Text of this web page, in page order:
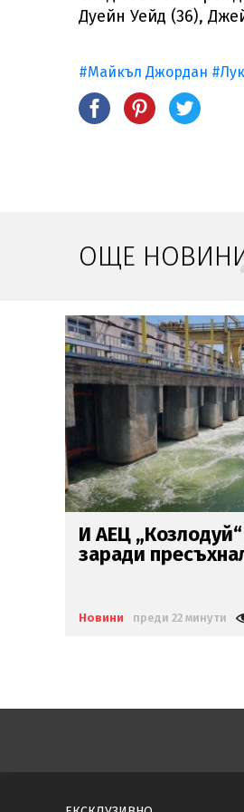
Дуейн Уейд (36),
#Майкъл Джордан
ОЩЕ
Внимание!
цяла България
Новини преди 52 минути